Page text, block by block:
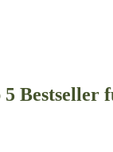
Bestseller